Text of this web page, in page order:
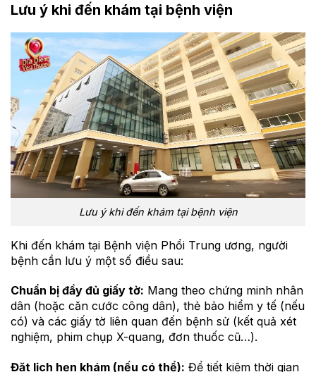
Lưu ý khi đến khám tại bệnh viện
Lưu ý khi đến khám tại bệnh viện
Khi đến khám tại Bệnh viện Phổi Trung ương, người
bệnh cần lưu ý một số điều sau:
Chuẩn bị đầy đủ giấy tờ: Mang theo chứng minh nhân
dân (hoặc căn cước công dân), thẻ bảo hiểm y tế (nếu
có) và các giấy tờ liên quan đến bệnh sử (kết quả xét
nghiệm, phim chụp X-quang, đơn thuốc cũ…).
Đặt lịch hẹn khám (nếu có thể): Để tiết kiệm thời gian